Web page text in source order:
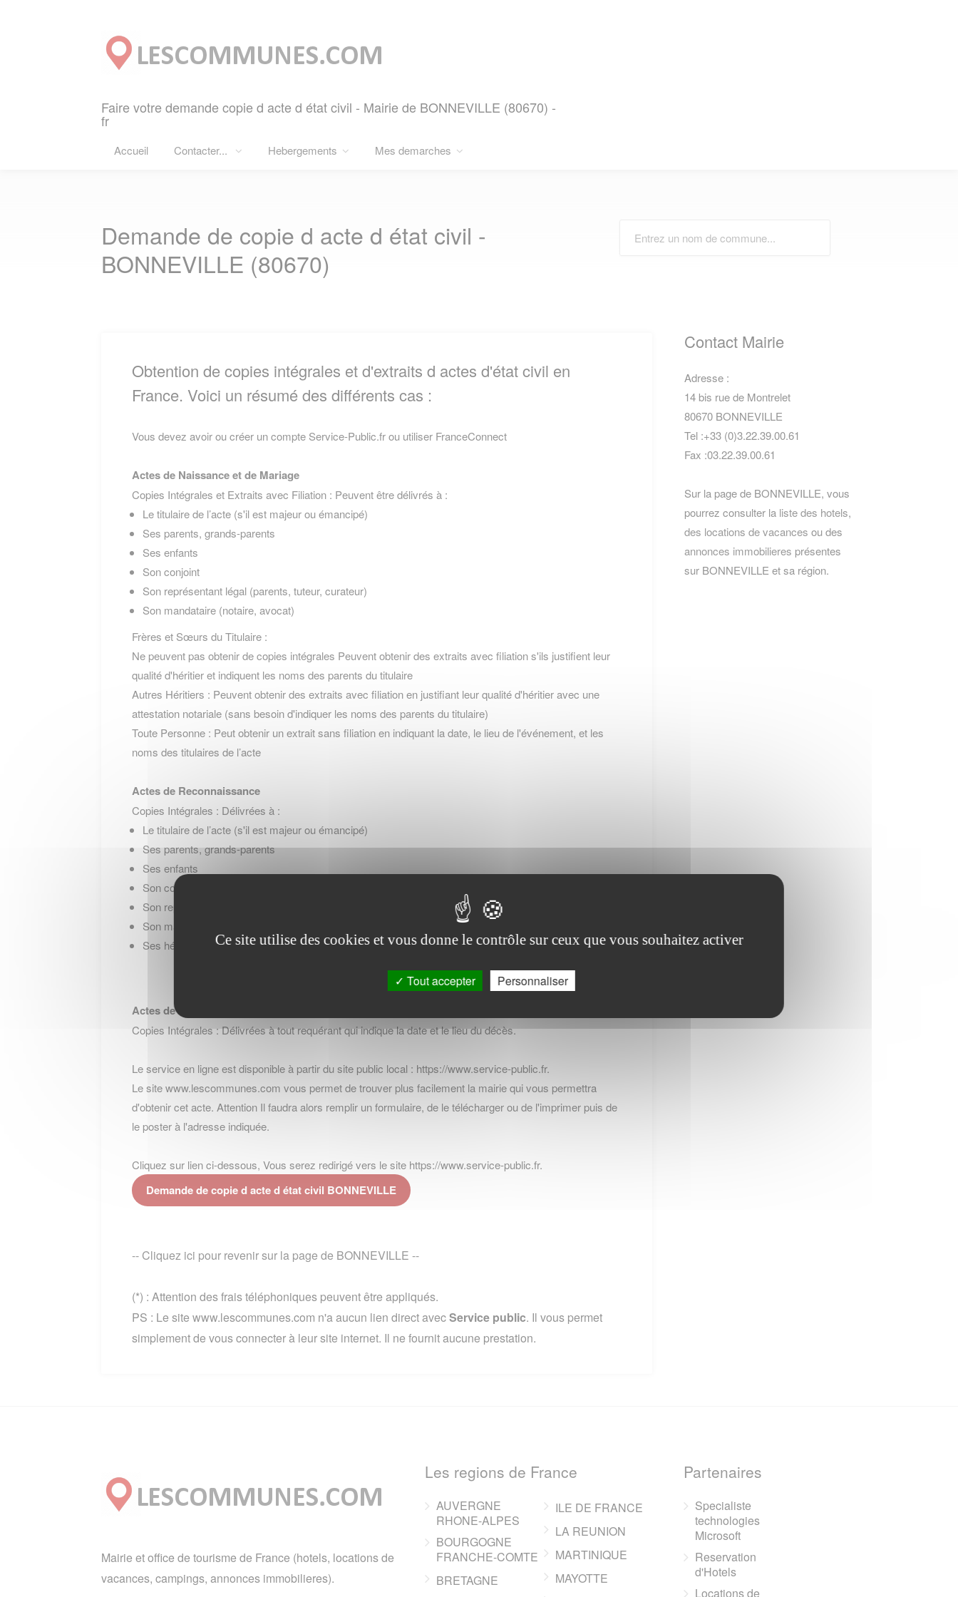
Faire votre demande copie d acte d état civil - Mairie de BONNEVILLE (80670) -
fr
Accueil Contacter... Hebergements Mes demarches
Demande de copie d acte d état civil -
BONNEVILLE (80670)
Obtention de copies intégrales et d'extraits d actes d'état civil en
France. Voici un résumé des différents cas :
Vous devez avoir ou créer un compte Service-Public.fr ou utiliser FranceConnect
Actes de Naissance et de Mariage
Copies Intégrales et Extraits avec Filiation : Peuvent être délivrés à :
Le titulaire de l’acte (s'il est majeur ou émancipé)
Ses parents, grands-parents
Ses enfants
Son conjoint
Son représentant légal (parents, tuteur, curateur)
Son mandataire (notaire, avocat)
Frères et Sœurs du Titulaire :
Ne peuvent pas obtenir de copies intégrales Peuvent obtenir des extraits avec filiation s'ils justifient leur
qualité d'héritier et indiquent les noms des parents du titulaire
Autres Héritiers : Peuvent obtenir des extraits avec filiation en justifiant leur qualité d'héritier avec une
attestation notariale (sans besoin d'indiquer les noms des parents du titulaire)
Toute Personne : Peut obtenir un extrait sans filiation en indiquant la date, le lieu de l'événement, et les
noms des titulaires de l’acte
Actes de Reconnaissance
Copies Intégrales : Délivrées à :
Le titulaire de l’acte (s'il est majeur ou émancipé)
Ses parents, grands-parents
Ses enfants
Son conjoint
Son représentant légal (parents, tuteur, curateur)
Son mandataire (notaire, avocat)
Ses héritiers (à condition qu’ils justifient de cette qualité)
Actes de Décès
Copies Intégrales : Délivrées à tout requérant qui indique la date et le lieu du décès.
Le service en ligne est disponible à partir du site public local : https://www.service-public.fr.
Le site www.lescommunes.com vous permet de trouver plus facilement la mairie qui vous permettra
d'obtenir cet acte. Attention Il faudra alors remplir un formulaire, de le télécharger ou de l'imprimer puis de
le poster à l'adresse indiquée.
Cliquez sur lien ci-dessous, Vous serez redirigé vers le site https://www.service-public.fr.
Demande de copie d acte d état civil BONNEVILLE
-- Cliquez ici pour revenir sur la page de BONNEVILLE --
(*) : Attention des frais téléphoniques peuvent être appliqués.
PS : Le site www.lescommunes.com n'a aucun lien direct avecService public. Il vous permet
simplement de vous connecter à leur site internet. Il ne fournit aucune prestation.
Contact Mairie
Adresse :
14 bis rue de Montrelet
80670 BONNEVILLE
Tel :+33 (0)3.22.39.00.61
Fax :03.22.39.00.61
Sur la page de BONNEVILLE, vous
pourrez consulter la liste des hotels,
des locations de vacances ou des
annonces immobilieres présentes
sur BONNEVILLE et sa région.
Mairie et office de tourisme de France (hotels, locations de
vacances, campings, annonces immobilieres).
Les regions de France
AUVERGNE
RHONE-ALPES
BOURGOGNE
FRANCHE-COMTE
BRETAGNE
ILE DE FRANCE
LA REUNION
MARTINIQUE
MAYOTTE
Partenaires
Specialiste
technologies
Microsoft
Reservation
d'Hotels
Locations de
Ce site utilise des cookies et vous donne le contrôle sur ceux que vous souhaitez activer
Tout accepter Personnaliser